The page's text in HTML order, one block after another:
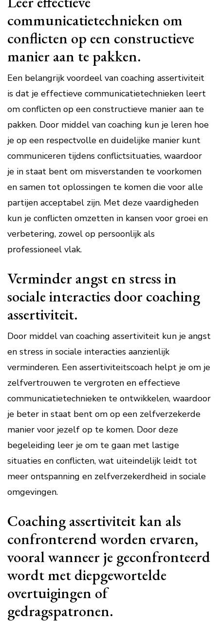
communicatietechnieken om
conflicten op een constructieve
manier aan te pakken.
Een belangrijk voordeel van coaching assertiviteit
is dat je effectieve communicatietechnieken leert
om conflicten op een constructieve manier aan te
pakken. Door middel van coaching kun je leren hoe
je op een respectvolle en duidelijke manier kunt
communiceren tijdens conflictsituaties, waardoor
je in staat bent om misverstanden te voorkomen
en samen tot oplossingen te komen die voor alle
partijen acceptabel zijn. Met deze vaardigheden
kun je conflicten omzetten in kansen voor groei en
verbetering, zowel op persoonlijk als
professioneel vlak.
Verminder angst en stress in
sociale interacties door coaching
assertiviteit.
Door middel van coaching assertiviteit kun je angst
en stress in sociale interacties aanzienlijk
verminderen. Een assertiviteitscoach helpt je om je
zelfvertrouwen te vergroten en effectieve
communicatietechnieken te ontwikkelen, waardoor
je beter in staat bent om op een zelfverzekerde
manier voor jezelf op te komen. Door deze
begeleiding leer je om te gaan met lastige
situaties en conflicten, wat uiteindelijk leidt tot
meer ontspanning en zelfverzekerdheid in sociale
omgevingen.
Coaching assertiviteit kan als
confronterend worden ervaren,
vooral wanneer je geconfronteerd
wordt met diepgewortelde
overtuigingen of
gedragspatronen.